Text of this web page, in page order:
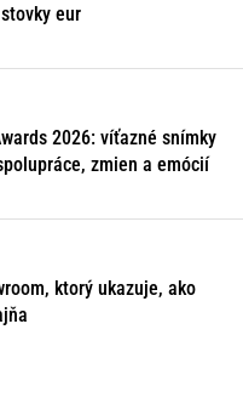
eur
2026: víťazné snímky
zmien a emócií
ktorý ukazuje, ako